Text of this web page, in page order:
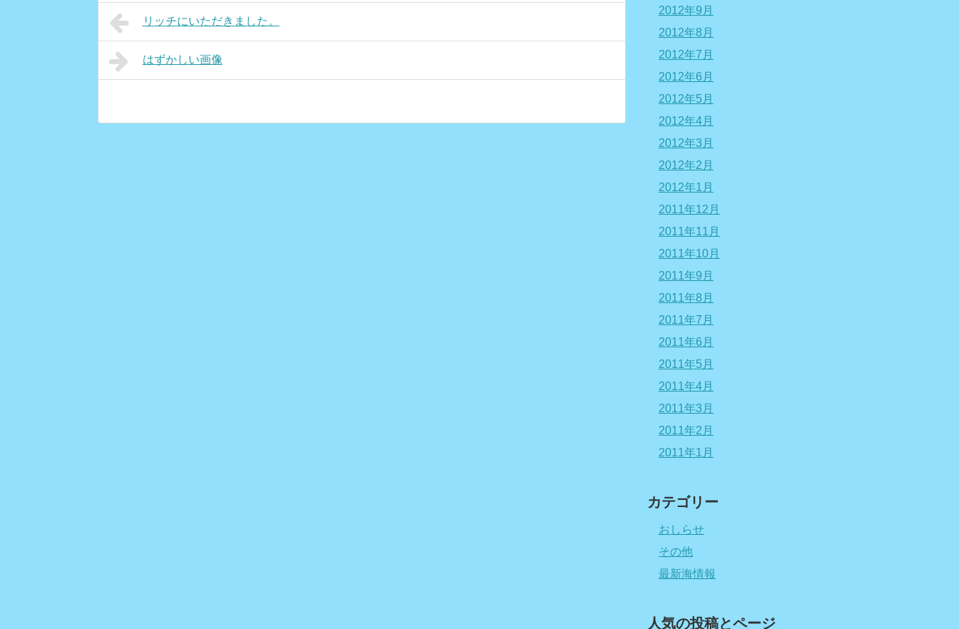
リッチにいただきました。
はずかしい画像
2012年9月
2012年8月
2012年7月
2012年6月
2012年5月
2012年4月
2012年3月
2012年2月
2012年1月
2011年12月
2011年11月
2011年10月
2011年9月
2011年8月
2011年7月
2011年6月
2011年5月
2011年4月
2011年3月
2011年2月
2011年1月
カテゴリー
おしらせ
その他
最新海情報
人気の投稿とページ